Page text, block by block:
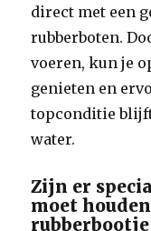
direct met een
rubberboten.
voeren, kun je
genieten en
topconditie
water.
Zijn er
moet